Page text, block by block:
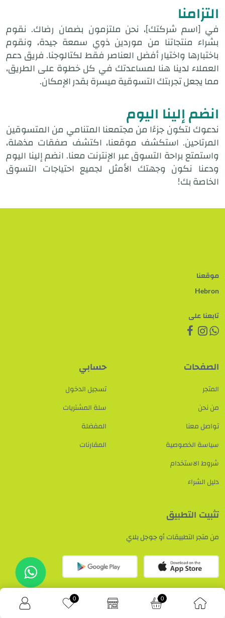
0
0
التزامنا
في [اسم شركتك]، نحن ملتزمون بضمان رضاك. نقوم
بشراء منتجاتنا من موردين ذوي سمعة جيدة، ونقوم
باختبارها واختيار أفضل العناصر فقط لكتالوجنا. فريق دعم
العملاء لدينا هنا لمساعدتك في كل خطوة على الطريق،
مما يجعل تجربتك التسوقية ميسرة بقدر الإمكان.
انضم إلينا اليوم
ندعوك لتكون جزءًا من مجتمعنا المتنامي من المتسوقين
المرتاحين. استكشف موقعنا، اكتشف صفقات مذهلة،
واستمتع براحة التسوق عبر الإنترنت معنا. انضم إلينا اليوم
ودعنا نكون وجهتك الأمثل لجميع احتياجات التسوق
الخاصة بك!
تواصل معنا
موقعنا
Hebron
تابعنا على
الصفحات
المتجر
من نحن
تواصل معنا
سياسة الخصوصية
شروط الاستخدام
دليل الشراء
حسابي
تسجيل الدخول
سلة المشتريات
المفضلة
المقارنات
تثبيت التطبيق
من متجر التطبيقات أو جوجل بلاي